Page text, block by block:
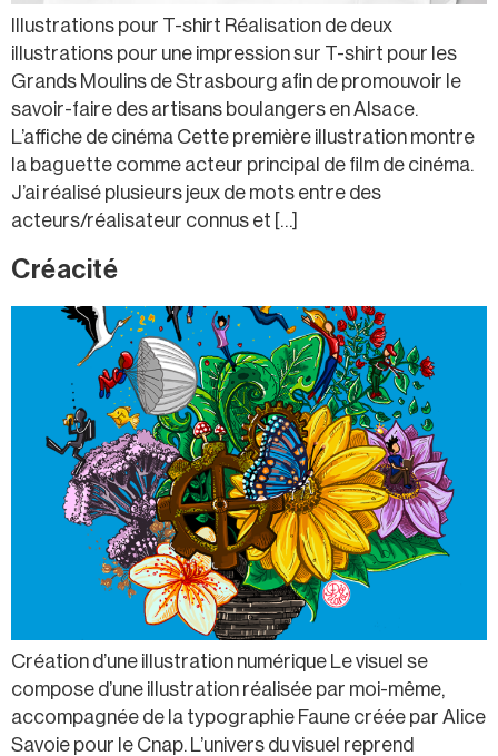
Illustrations pour T-shirt Réalisation de deux
illustrations pour une impression sur T-shirt pour les
Grands Moulins de Strasbourg afin de promouvoir le
savoir-faire des artisans boulangers en Alsace.
L’affiche de cinéma Cette première illustration montre
la baguette comme acteur principal de film de cinéma.
J’ai réalisé plusieurs jeux de mots entre des
acteurs/réalisateur connus et […]
Créacité
Création d’une illustration numérique Le visuel se
compose d’une illustration réalisée par moi-même,
accompagnée de la typographie Faune créée par Alice
Savoie pour le Cnap. L’univers du visuel reprend